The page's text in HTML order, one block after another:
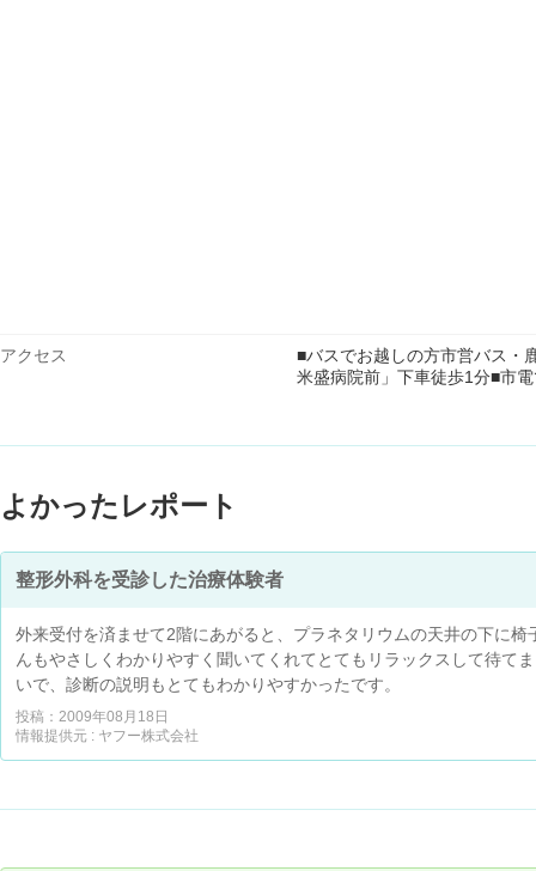
アクセス
■バスでお越しの方市営バス・
米盛病院前」下車徒歩1分■市
よかったレポート
整形外科を受診した治療体験者
外来受付を済ませて2階にあがると、プラネタリウムの天井の下に
んもやさしくわかりやすく聞いてくれてとてもリラックスして待て
いで、診断の説明もとてもわかりやすかったです。
投稿：2009年08月18日
情報提供元 : ヤフー株式会社